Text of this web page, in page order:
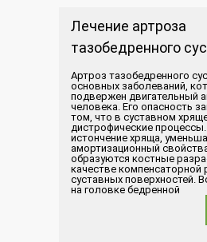
Лечение артроза
тазобедренного
Артроз тазобедренного
основных заболеваний,
подвержен двигательный
человека. Его опасность
том, что в суставном
дистрофические
истончение хряща,
амортизационный
образуются костные
качестве компенсаторной
суставных поверхностей.
на головке бедренной